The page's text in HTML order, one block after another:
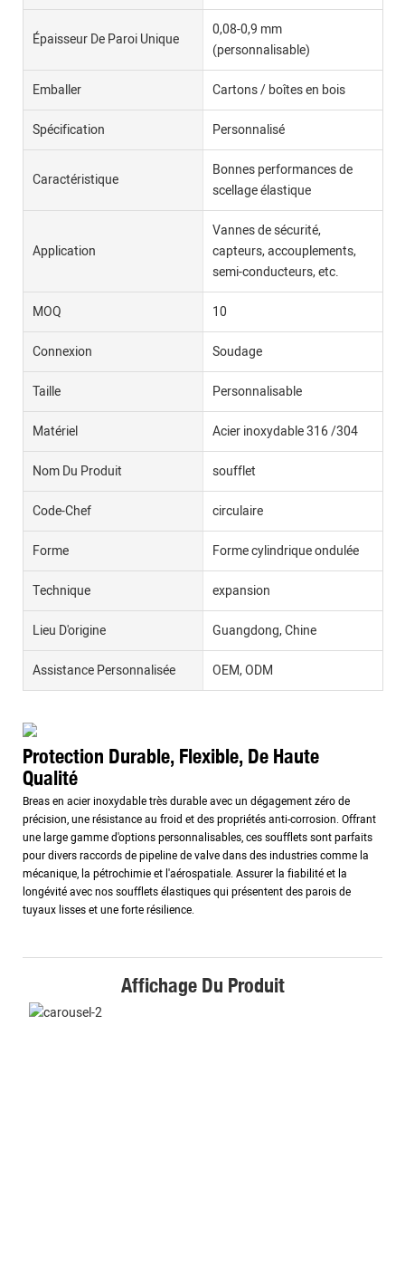
Épaisseur De Paroi Unique
0,08-0,9 mm
(personnalisable)
Emballer Cartons / boîtes en bois
Spécification Personnalisé
Caractéristique
Bonnes performances de
scellage élastique
Application
Vannes de sécurité,
capteurs, accouplements,
semi-conducteurs, etc.
MOQ 10
Connexion Soudage
Taille Personnalisable
Matériel Acier inoxydable 316 /304
Nom Du Produit soufflet
Code-Chef circulaire
Forme Forme cylindrique ondulée
Technique expansion
Lieu D'origine Guangdong, Chine
Assistance Personnalisée OEM, ODM
Protection Durable, Flexible, De Haute
Qualité
Breas en acier inoxydable très durable avec un dégagement zéro de
précision, une résistance au froid et des propriétés anti-corrosion. Offrant
une large gamme d'options personnalisables, ces soufflets sont parfaits
pour divers raccords de pipeline de valve dans des industries comme la
mécanique, la pétrochimie et l'aérospatiale. Assurer la fiabilité et la
longévité avec nos soufflets élastiques qui présentent des parois de
tuyaux lisses et une forte résilience.
Affichage Du Produit